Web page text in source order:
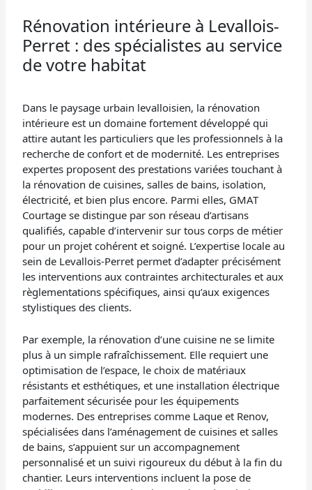
Rénovation intérieure à Levallois-
Perret : des spécialistes au service
de votre habitat
Dans le paysage urbain levalloisien, la rénovation
intérieure est un domaine fortement développé qui
attire autant les particuliers que les professionnels à la
recherche de confort et de modernité. Les entreprises
expertes proposent des prestations variées touchant à
la rénovation de cuisines, salles de bains, isolation,
électricité, et bien plus encore. Parmi elles, GMAT
Courtage se distingue par son réseau d’artisans
qualifiés, capable d’intervenir sur tous corps de métier
pour un projet cohérent et soigné. L’expertise locale au
sein de Levallois-Perret permet d’adapter précisément
les interventions aux contraintes architecturales et aux
règlementations spécifiques, ainsi qu’aux exigences
stylistiques des clients.
Par exemple, la rénovation d’une cuisine ne se limite
plus à un simple rafraîchissement. Elle requiert une
optimisation de l’espace, le choix de matériaux
résistants et esthétiques, et une installation électrique
parfaitement sécurisée pour les équipements
modernes. Des entreprises comme Laque et Renov,
spécialisées dans l’aménagement de cuisines et salles
de bains, s’appuient sur un accompagnement
personnalisé et un suivi rigoureux du début à la fin du
chantier. Leurs interventions incluent la pose de